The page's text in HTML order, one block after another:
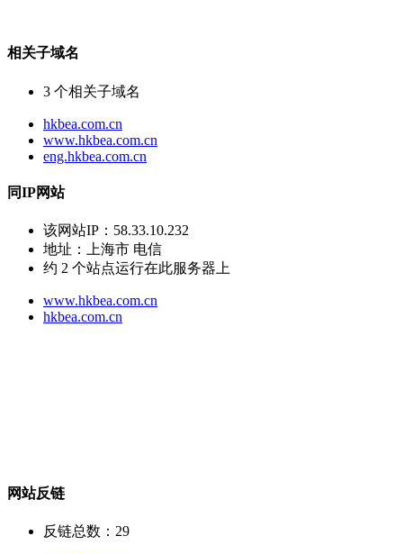
相关子域名
3 个相关子域名
hkbea.com.cn
www.hkbea.com.cn
eng.hkbea.com.cn
同IP网站
该网站IP： 58.33.10.232
地址：
上海市 电信
约 2 个站点运行在此服务器上
www.hkbea.com.cn
hkbea.com.cn
网站反链
反链总数： 29